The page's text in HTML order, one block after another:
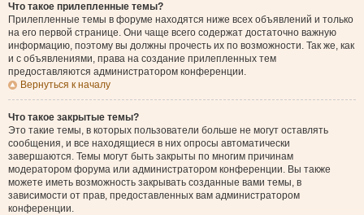
Что такое прилепленные темы?
Прилепленные темы в форуме находятся ниже всех объявлений и только
на его первой странице. Они чаще всего содержат достаточно важную
информацию, поэтому вы должны прочесть их по возможности. Так же, как
и с объявлениями, права на создание прилепленных тем
предоставляются администратором конференции.
Вернуться к началу
Что такое закрытые темы?
Это такие темы, в которых пользователи больше не могут оставлять
сообщения, и все находящиеся в них опросы автоматически
завершаются. Темы могут быть закрыты по многим причинам
модератором форума или администратором конференции. Вы также
можете иметь возможность закрывать созданные вами темы, в
зависимости от прав, предоставленных вам администратором
конференции.